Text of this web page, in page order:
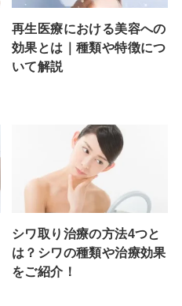
再生医療における美容への
効果とは｜種類や特徴につ
いて解説
シワ取り治療の方法4つと
は？シワの種類や治療効果
をご紹介！